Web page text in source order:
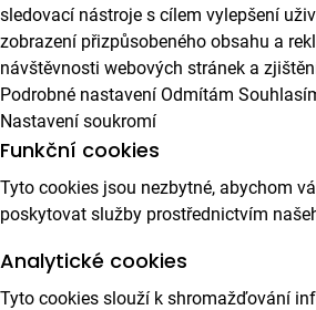
sledovací nástroje s cílem vylepšení
zobrazení přizpůsobeného obsahu a
návštěvnosti webových stránek a
Podrobné nastavení Odmítám
Nastavení soukromí
Funkční cookies
Tyto cookies jsou nezbytné, abychom
poskytovat služby prostřednictvím
Analytické cookies
Tyto cookies slouží k shromažďování